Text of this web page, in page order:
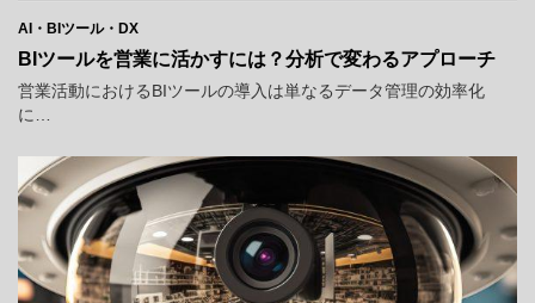
AI・BIツール・DX
BIツールを営業に活かすには？分析で変わるアプローチ
営業活動におけるBIツールの導入は単なるデータ管理の効率化
に…